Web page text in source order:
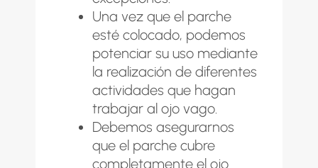
Una vez que el parche
esté colocado, podemos
potenciar su uso mediante
la realización de diferentes
actividades que hagan
trabajar al ojo vago.
Debemos asegurarnos
que el parche cubre
completamente el ojo